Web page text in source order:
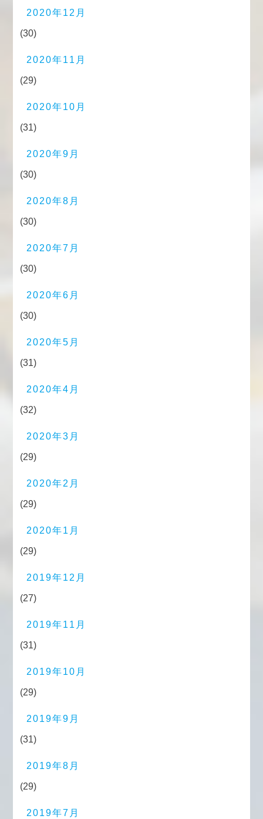
2020年12月
(30)
2020年11月
(29)
2020年10月
(31)
2020年9月
(30)
2020年8月
(30)
2020年7月
(30)
2020年6月
(30)
2020年5月
(31)
2020年4月
(32)
2020年3月
(29)
2020年2月
(29)
2020年1月
(29)
2019年12月
(27)
2019年11月
(31)
2019年10月
(29)
2019年9月
(31)
2019年8月
(29)
2019年7月